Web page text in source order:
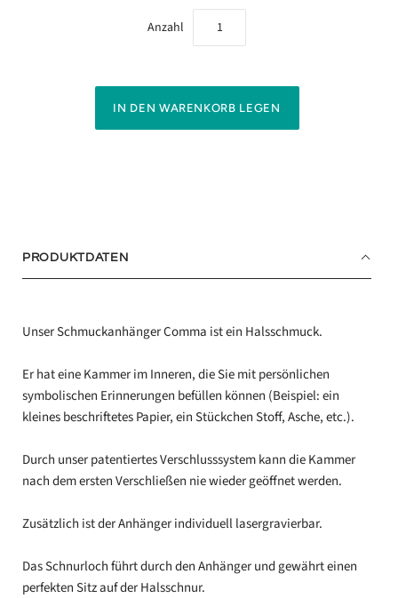
Anzahl
PRODUKTDATEN
Unser Schmuckanhänger Comma ist ein Halsschmuck.
Er hat eine Kammer im Inneren, die Sie mit persönlichen
symbolischen Erinnerungen befüllen können (Beispiel: ein
kleines beschriftetes Papier, ein Stückchen Stoff, Asche, etc.).
Durch unser patentiertes Verschlusssystem kann die Kammer
nach dem ersten Verschließen nie wieder geöffnet werden.
Zusätzlich ist der Anhänger individuell lasergravierbar.
Das Schnurloch führt durch den Anhänger und gewährt einen
perfekten Sitz auf der Halsschnur.